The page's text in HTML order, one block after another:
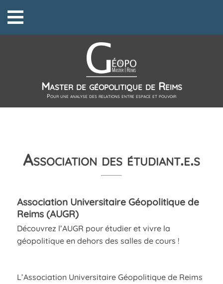
Master de géopolitique de Reims
Pour une analyse des relations entre espace et pouvoir
Association des étudiant.e.s
Association Universitaire Géopolitique de
Reims (AUGR)
Découvrez l’AUGR pour étudier et vivre la
géopolitique en dehors des salles de cours !
L’Association Universitaire Géopolitique de Reims